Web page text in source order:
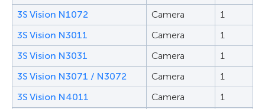
3S Vision N1072
Camera
1
3S Vision N3011
Camera
1
3S Vision N3031
Camera
1
3S Vision N3071 / N3072
Camera
1
3S Vision N4011
Camera
1